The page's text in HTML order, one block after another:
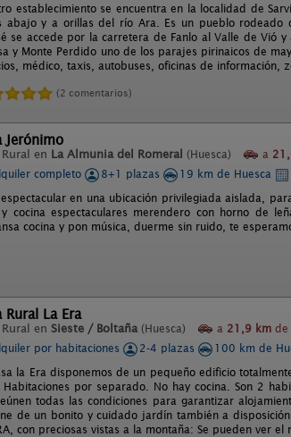
establecimiento se encuentra en la localidad de
abajo y a orillas del río Ara. Es un pueblo
se accede por la carretera de Fanlo al Valle de Vió
y Monte Perdido uno de los parajes pirinaicos de
médico, taxis, autobuses, oficinas de información,
(2 comentarios)
Jerónimo
en La Almunia del Romeral (Huesca) a
completo
8+1 plazas 19 km de Huesca
en una ubicación privilegiada aislada,
cocina espectaculares merendero con horno de
cocina y pon música, duerme sin ruido, te
Rural La Era
en Sieste / Boltaña (Huesca) a 21,9 km de
por habitaciones
2-4 plazas
100 km de
la Era disponemos de un pequeño edificio
Habitaciones por separado. No hay cocina. Son 2
todas las condiciones para garantizar
de un bonito y cuidado jardín también a
con preciosas vistas a la montaña: Se pueden ver